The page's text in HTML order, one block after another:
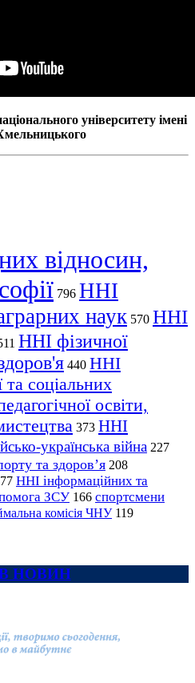
університету імені
відносин,
796 ННІ
наук 570 ННІ
ННІ фізичної
440 ННІ
та соціальних
освіти,
373 ННІ
українська війна 227
та здоров’я 208
ННІ інформаційних та
ЗСУ 166 спортсмени
комісія ЧНУ 119
НОВИН